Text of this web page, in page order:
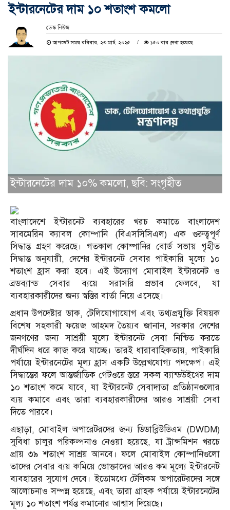
ইন্টারনেটের দাম ১০ শতাংশ কমলো
ডেস্ক নিউজ
আপডেট সময় রবিবার, ২৩ মার্চ, ২০২৫ ১৫০ বার দেখা হয়েছে
ইন্টারনেটের দাম ১০% কমলো, ছবি: সংগৃহীত
বাংলাদেশে ইন্টারনেট ব্যবহারের খরচ কমাতে বাংলাদেশ
সাবমেরিন ক্যাবল কোম্পানি (বিএসসিসিএল) এক গুরুত্বপূর্ণ
সিদ্ধান্ত গ্রহণ করেছে। গতকাল কোম্পানির বোর্ড সভায় গৃহীত
সিদ্ধান্ত অনুযায়ী, দেশের ইন্টারনেট সেবার পাইকারি মূল্যে ১০
শতাংশ হ্রাস করা হবে। এই উদ্যোগ মোবাইল ইন্টারনেট ও
ব্রডব্যান্ড সেবার ব্যয়ে সরাসরি প্রভাব ফেলবে, যা
ব্যবহারকারীদের জন্য স্বস্তির বার্তা নিয়ে এসেছে।
প্রধান উপদেষ্টার ডাক, টেলিযোগাযোগ এবং তথ্যপ্রযুক্তি বিষয়ক
বিশেষ সহকারী ফয়েজ আহমদ তৈয়্যব জানান, সরকার দেশের
জনগণের জন্য সাশ্রয়ী মূল্যে ইন্টারনেট সেবা নিশ্চিত করতে
দীর্ঘদিন ধরে কাজ করে যাচ্ছে। তারই ধারাবাহিকতায়, পাইকারি
পর্যায়ে ইন্টারনেটের মূল্য হ্রাস একটি উল্লেখযোগ্য পদক্ষেপ। এই
সিদ্ধান্তের ফলে আন্তর্জাতিক গেটওয়ে স্তরে সকল ব্যান্ডউইথের দাম
১০ শতাংশ কমে যাবে, যা ইন্টারনেট সেবাদাতা প্রতিষ্ঠানগুলোর
ব্যয় কমাবে এবং তারা ব্যবহারকারীদের আরও সাশ্রয়ী সেবা
দিতে পারবে।
এছাড়া, মোবাইল অপারেটরদের জন্য ডিডাব্লিউডিএম (DWDM)
সুবিধা চালুর পরিকল্পনাও নেওয়া হয়েছে, যা ট্রান্সমিশন খরচে
প্রায় ৩৯ শতাংশ সাশ্রয় আনবে। ফলে মোবাইল কোম্পানিগুলো
তাদের সেবার ব্যয় কমিয়ে ভোক্তাদের আরও কম মূল্যে ইন্টারনেট
ব্যবহারের সুযোগ দেবে। ইতোমধ্যে টেলিকম অপারেটরদের সঙ্গে
আলোচনাও সম্পন্ন হয়েছে, এবং তারা গ্রাহক পর্যায়ে ইন্টারনেটের
মূল্য ১০ শতাংশ পর্যন্ত কমানোর আশ্বাস দিয়েছে।